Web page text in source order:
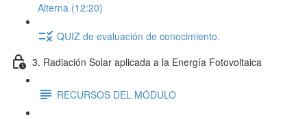
Alterna (12:20)
QUIZ de evaluación de conocimiento.
3. Radiación Solar aplicada a la Energía Fotovoltaica
RECURSOS DEL MÓDULO